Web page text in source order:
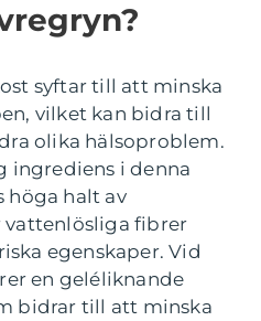
syftar till att minska
vilket kan bidra till
olika hälsoproblem.
ingrediens i denna
höga halt av
vattenlösliga fibrer
egenskaper. Vid
en geléliknande
bidrar till att minska